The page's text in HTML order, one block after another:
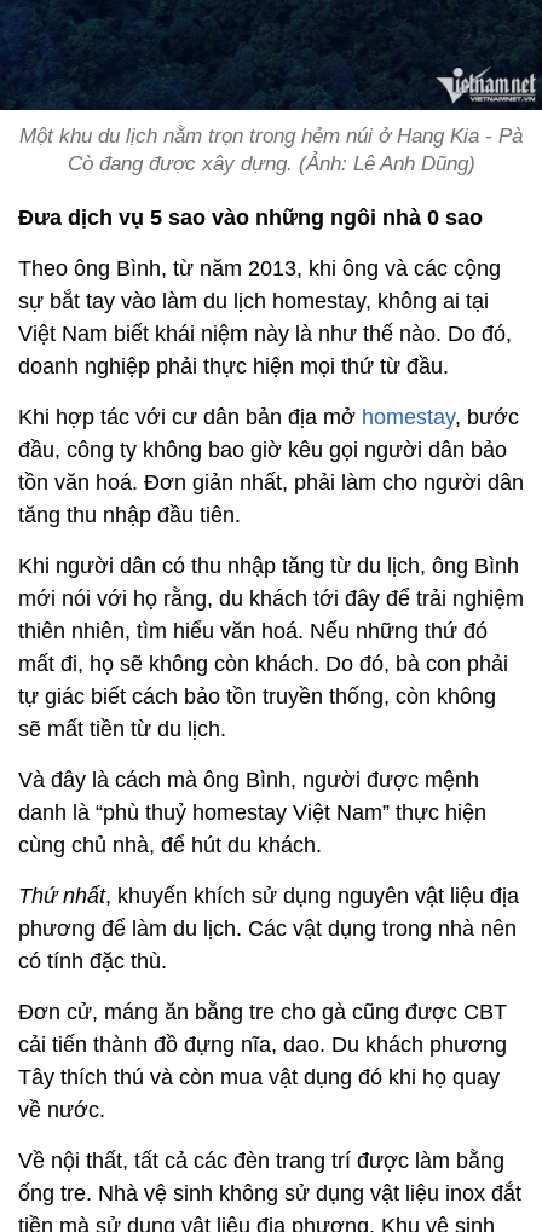
Một khu du lịch nằm trọn trong hẻm núi ở Hang Kia - Pà
Cò đang được xây dựng. (Ảnh: Lê Anh Dũng)
Đưa dịch vụ 5 sao vào những ngôi nhà 0 sao
Theo ông Bình, từ năm 2013, khi ông và các cộng
sự bắt tay vào làm du lịch homestay, không ai tại
Việt Nam biết khái niệm này là như thế nào. Do đó,
doanh nghiệp phải thực hiện mọi thứ từ đầu.
Khi hợp tác với cư dân bản địa mở homestay, bước
đầu, công ty không bao giờ kêu gọi người dân bảo
tồn văn hoá. Đơn giản nhất, phải làm cho người dân
tăng thu nhập đầu tiên.
Khi người dân có thu nhập tăng từ du lịch, ông Bình
mới nói với họ rằng, du khách tới đây để trải nghiệm
thiên nhiên, tìm hiểu văn hoá. Nếu những thứ đó
mất đi, họ sẽ không còn khách. Do đó, bà con phải
tự giác biết cách bảo tồn truyền thống, còn không
sẽ mất tiền từ du lịch.
Và đây là cách mà ông Bình, người được mệnh
danh là “phù thuỷ homestay Việt Nam” thực hiện
cùng chủ nhà, để hút du khách.
Thứ nhất, khuyến khích sử dụng nguyên vật liệu địa
phương để làm du lịch. Các vật dụng trong nhà nên
có tính đặc thù.
Đơn cử, máng ăn bằng tre cho gà cũng được CBT
cải tiến thành đồ đựng nĩa, dao. Du khách phương
Tây thích thú và còn mua vật dụng đó khi họ quay
về nước.
Về nội thất, tất cả các đèn trang trí được làm bằng
ống tre. Nhà vệ sinh không sử dụng vật liệu inox đắt
tiền mà sử dụng vật liệu địa phương. Khu vệ sinh